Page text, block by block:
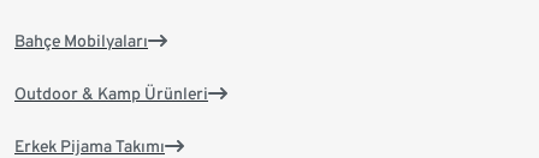
Bahçe Mobilyaları
Outdoor & Kamp Ürünleri
Erkek Pijama Takımı